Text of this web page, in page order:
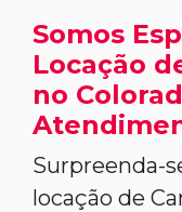
Somos
Locação
no
Surpreenda-
locação de